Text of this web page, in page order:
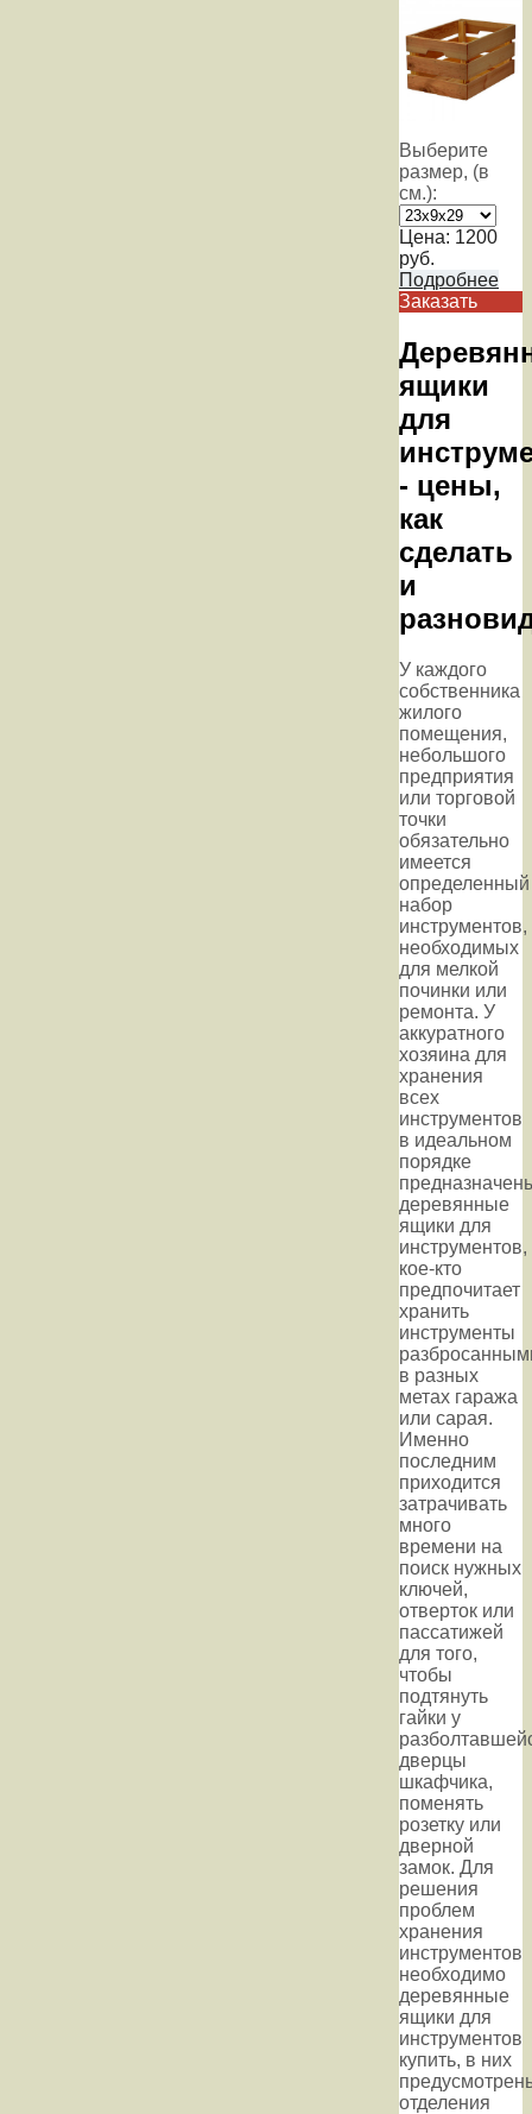
Выберите
размер, (в
см.):
Цена: 1200
руб.
Подробнее
Заказать
ящики
для
- цены,
как
сделать
и
У каждого
собственника
жилого
помещения,
небольшого
предприятия
или торговой
точки
обязательно
имеется
определенный
набор
инструментов,
необходимых
для мелкой
починки или
ремонта. У
аккуратного
хозяина для
хранения
всех
инструментов
в идеальном
порядке
деревянные
ящики для
инструментов,
кое-кто
предпочитает
хранить
инструменты
в разных
метах гаража
или сарая.
Именно
последним
приходится
затрачивать
много
времени на
поиск нужных
ключей,
отверток или
пассатижей
для того,
чтобы
подтянуть
гайки у
дверцы
шкафчика,
поменять
розетку или
дверной
замок. Для
решения
проблем
хранения
инструментов
необходимо
деревянные
ящики для
инструментов
купить, в них
отделения